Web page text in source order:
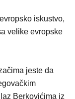
iskustvo,
velike evropske
jeste da
Berkovićima iz